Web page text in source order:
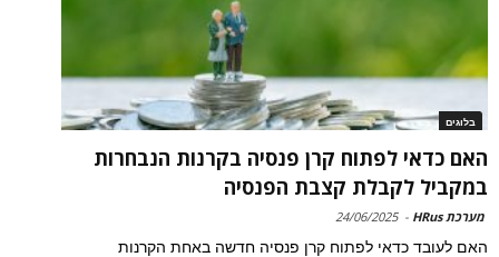
בלוגים
האם כדאי לפתוח קרן פנסיה בקרנות הנבחרות
במקביל לקבלת קצבת הפנסיה
מערכת HRus -
24/06/2025
האם לעובד כדאי לפתוח קרן פנסיה חדשה באחת הקרנות